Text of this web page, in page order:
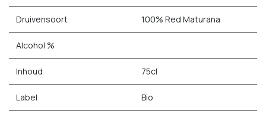
Druivensoort 100% Red Maturana
Alcohol %
Inhoud 75cl
Label Bio